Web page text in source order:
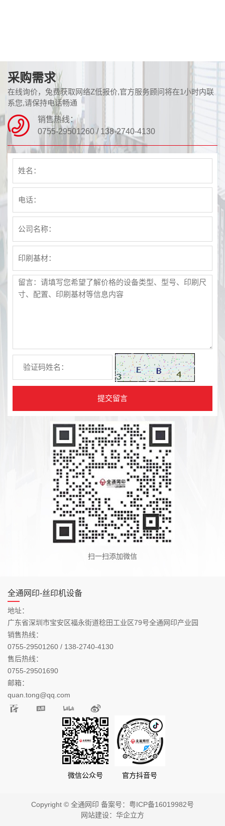
采购需求
在线询价，兔费获取网络Z低报价,官方服务顾问将在1小时内联
系您,请保持电话畅通
销售热线：
0755-29501260 / 138-2740-4130
扫一扫添加微信
全通网印-丝印机设备
地址：
广东省深圳市宝安区福永街道稔田工业区79号全通网印产业园
销售热线：
0755-29501260 / 138-2740-4130
售后热线：
0755-29501690
邮箱：
quan.tong@qq.com
微信公众号 官方抖音号
Copyright © 全通网印 备案号： 粤ICP备16019982号
网站建设： 华企立方